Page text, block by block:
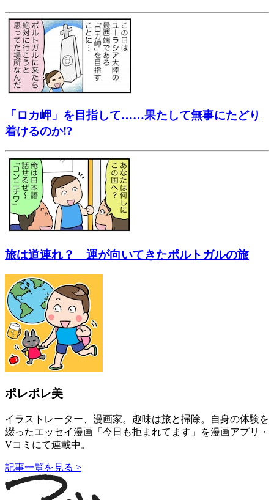
「ロカ岬」を目指して……果たして無事にたどり
着けるのか!?
旅は道連れ？ 運が向いてきたポルトガルの旅
ポレポレ美
イラストレーター、漫画家。趣味は旅と掃除。自身の体験を
綴ったエッセイ漫画「今日も拒まれてます」を漫画アプリ・
Vコミにて連載中。
記事一覧を見る >